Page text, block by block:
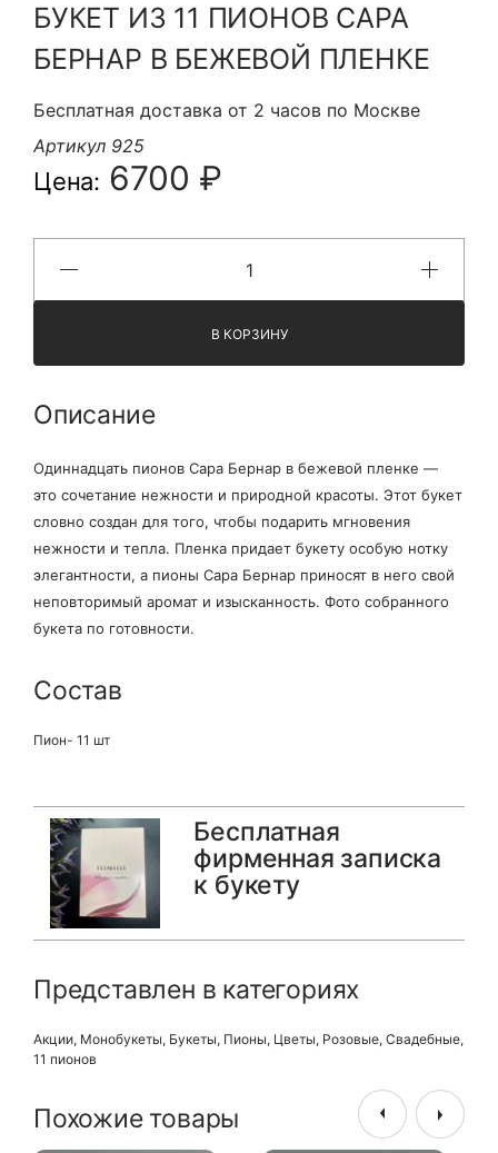
БУКЕТ ИЗ 11 ПИОНОВ САРА
БЕРНАР В БЕЖЕВОЙ ПЛЕНКЕ
Бесплатная доставка от 2 часов по Москве
Артикул 925
Цена: 6700 ₽
В КОРЗИНУ
Описание
Одиннадцать пионов Сара Бернар в бежевой пленке —
это сочетание нежности и природной красоты. Этот букет
словно создан для того, чтобы подарить мгновения
нежности и тепла. Пленка придает букету особую нотку
элегантности, а пионы Сара Бернар приносят в него свой
неповторимый аромат и изысканность. Фото собранного
букета по готовности.
Состав
Пион- 11 шт
Бесплатная
фирменная записка
к букету
Представлен в категориях
Акции, Монобукеты, Букеты, Пионы, Цветы, Розовые, Свадебные,
11 пионов
Похожие товары